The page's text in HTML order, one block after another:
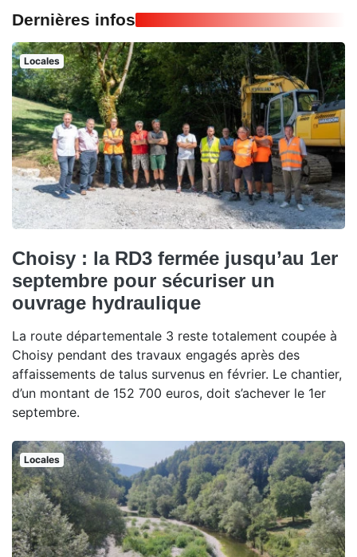
Dernières infos
Locales
Choisy : la RD3 fermée jusqu’au 1er
septembre pour sécuriser un
ouvrage hydraulique
La route départementale 3 reste totalement coupée à
Choisy pendant des travaux engagés après des
affaissements de talus survenus en février. Le chantier,
d’un montant de 152 700 euros, doit s’achever le 1er
septembre.
Locales